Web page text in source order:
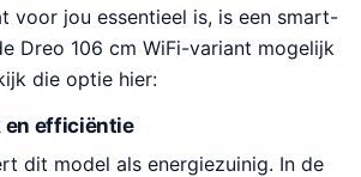
voor jou essentieel is, is een smart-
Dreo 106 cm WiFi-variant mogelijk
die optie hier:
en efficiëntie
dit model als energiezuinig. In de